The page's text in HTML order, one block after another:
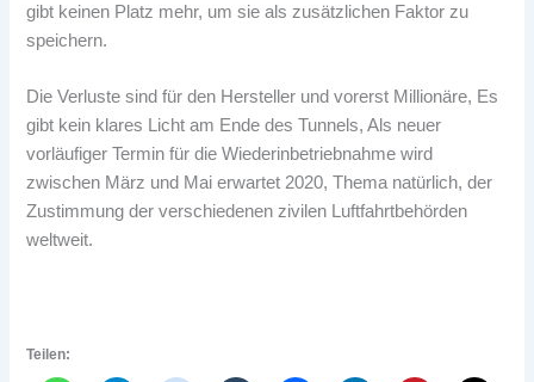
gibt keinen Platz mehr, um sie als zusätzlichen Faktor zu
speichern.
Die Verluste sind für den Hersteller und vorerst Millionäre, Es
gibt kein klares Licht am Ende des Tunnels, Als neuer
vorläufiger Termin für die Wiederinbetriebnahme wird
zwischen März und Mai erwartet 2020, Thema natürlich, der
Zustimmung der verschiedenen zivilen Luftfahrtbehörden
weltweit.
Teilen: